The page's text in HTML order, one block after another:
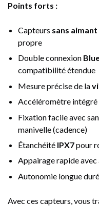
Points forts :
Capteurs sans aimant
propre
Double connexion
compatibilité étendue
Mesure précise de la
Accéléromètre intégré
Fixation facile avec
manivelle (cadence)
Étanchéité IPX7pour
Appairage rapide
Autonomie longue
Avec ces capteurs, vous